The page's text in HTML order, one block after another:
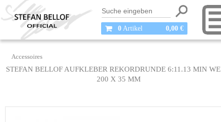
0 Artikel 0,00 €
Accessoires
STEFAN BELLOF AUFKLEBER REKORDRUNDE 6:11.13 MIN
00 X 35 MM